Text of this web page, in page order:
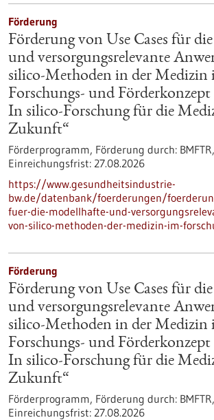
Förderung
Förderung von Use Cases für
und versorgungsrelevante
silico-Methoden in der Medizin
Forschungs- und Förderkonzept
In silico-Forschung für die
Zukunft“
Förderprogramm, Förderung durch: BMFTR,
Einreichungsfrist: 27.08.2026
https://www.gesundheitsindustrie-
bw.de/datenbank/foerderungen/
fuer-die-modellhafte-und-
von-silico-methoden-der-medizin-im-
Förderung
Förderung von Use Cases für
und versorgungsrelevante
silico-Methoden in der Medizin
Forschungs- und Förderkonzept
In silico-Forschung für die
Zukunft“
Förderprogramm, Förderung durch: BMFTR,
Einreichungsfrist: 27.08.2026